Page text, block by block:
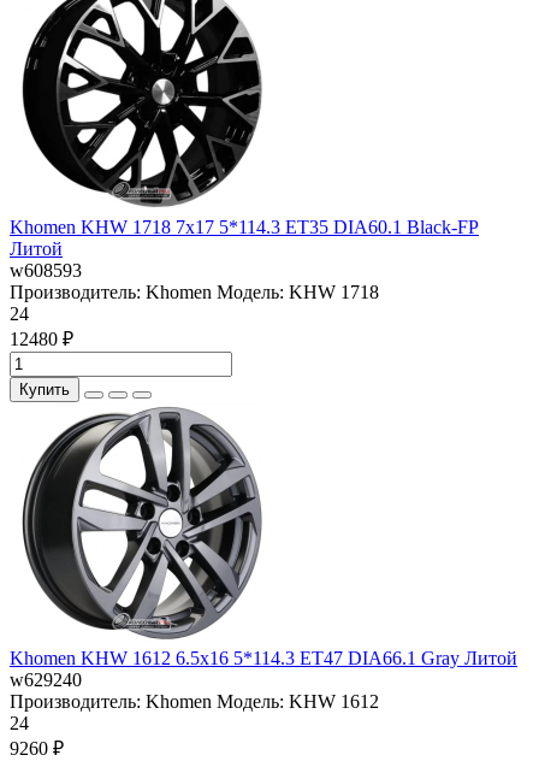
Khomen KHW 1718 7x17 5*114.3 ET35 DIA60.1 Black-FP
Литой
w608593
Производитель: Khomen Модель: KHW 1718
24
12480 ₽
Купить
Khomen KHW 1612 6.5x16 5*114.3 ET47 DIA66.1 Gray Литой
w629240
Производитель: Khomen Модель: KHW 1612
24
9260 ₽